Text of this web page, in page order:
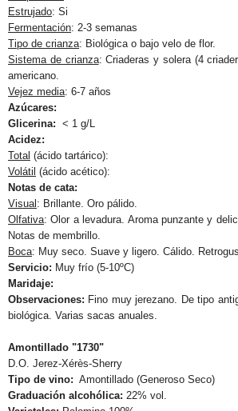
Estrujado: Si
Fermentación: 2-3 semanas
Tipo de crianza: Biológica o bajo velo de flor.
Sistema de crianza: Criaderas y solera (4
americano.
Vejez media: 6-7 años
Azúcares:
Glicerina: < 1 g/L
Acidez:
Total (ácido tartárico):
Volátil (ácido acético):
Notas de cata:
Visual : Brillante. Oro pálido.
Olfativa: Olor a levadura. Aroma punzante y
Notas de membrillo.
Boca: Muy seco. Suave y ligero. Cálido.
Servicio: Muy frío (5-10ºC)
Maridaje:
Observaciones: Fino muy jerezano. De tipo
biológica. Varias sacas anuales.
Amontillado "1730"
D.O. Jerez-Xérès-Sherry
Tipo de vino: Amontillado (Generoso Seco)
Graduación alcohólica: 22% vol.